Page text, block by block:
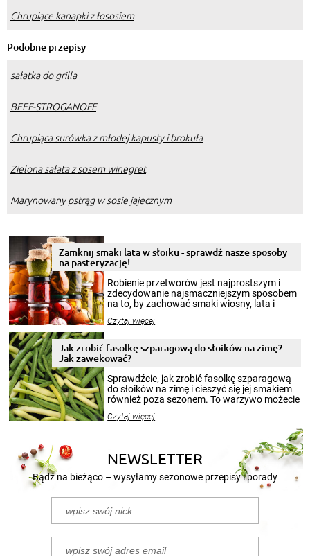
Chrupiące kanapki z łososiem
Podobne przepisy
sałatka do grilla
BEEF-STROGANOFF
Chrupiąca surówka z młodej kapusty i brokuła
Zielona sałata z sosem winegret
Marynowany pstrąg w sosie jajecznym
Zamknij smaki lata w słoiku - sprawdź nasze sposoby
na pasteryzację!
Robienie przetworów jest najprostszym i
zdecydowanie najsmaczniejszym sposobem
na to, by zachować smaki wiosny, lata i
krajobrazów, by cieszyć nimi oko w sezonie
pełni poczuć atmosferę cieplejszych
miesięcy. Przygotowanie słoików ze
patenty, które pozwolą zachować świeżość
przetworów.
Czytaj więcej
Jak zrobić fasolkę szparagową do słoików na zimę?
Jak zawekować?
Sprawdźcie, jak zrobić fasolkę szparagową
do słoików na zimę i cieszyć się jej smakiem
również poza sezonem. To warzywo możecie
nasze propozycje!
Czytaj więcej
NEWSLETTER
Bądź na bieżąco – wysyłamy sezonowe przepisy i porady